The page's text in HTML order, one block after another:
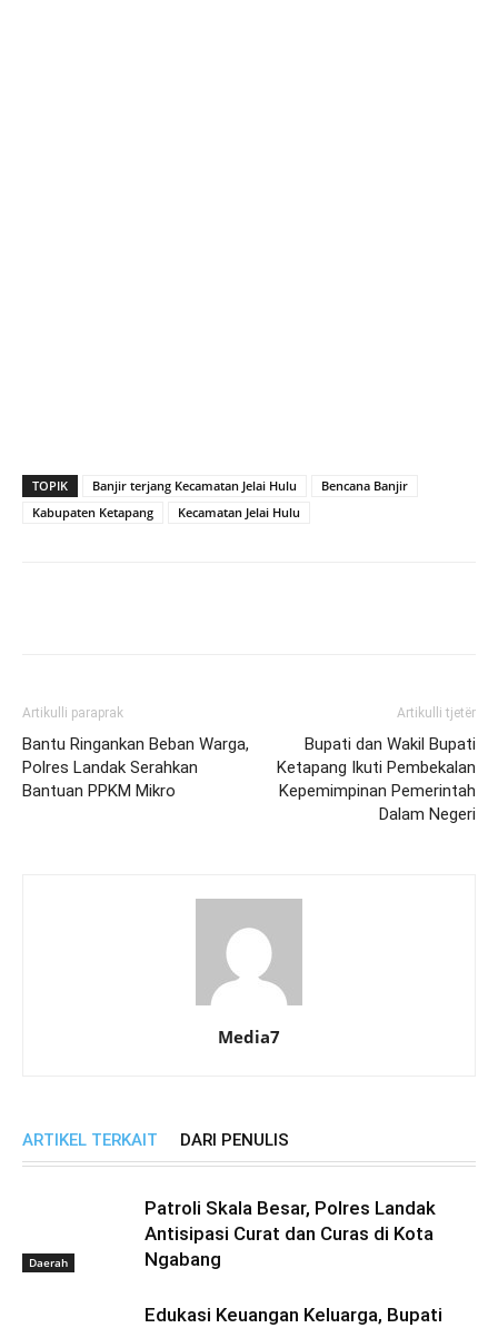
TOPIK Banjir terjang Kecamatan Jelai Hulu
Bencana Banjir
Kabupaten Ketapang
Kecamatan Jelai Hulu
Artikulli paraprak
Bantu Ringankan Beban Warga,
Polres Landak Serahkan
Bantuan PPKM Mikro
Artikulli tjetër
Bupati dan Wakil Bupati
Ketapang Ikuti Pembekalan
Kepemimpinan Pemerintah
Dalam Negeri
Media7
ARTIKEL TERKAIT DARI PENULIS
Daerah
Patroli Skala Besar, Polres Landak
Antisipasi Curat dan Curas di Kota
Ngabang
Edukasi Keuangan Keluarga, Bupati